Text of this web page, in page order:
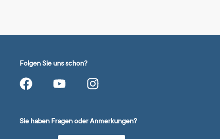
Folgen Sie uns schon?
Sie haben Fragen oder Anmerkungen?